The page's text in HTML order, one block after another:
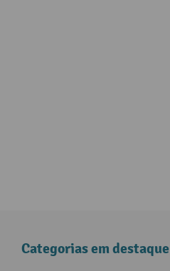
Categorias em destaque